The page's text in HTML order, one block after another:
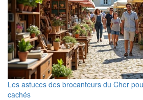
Les astuces des brocanteurs du Cher
cachés